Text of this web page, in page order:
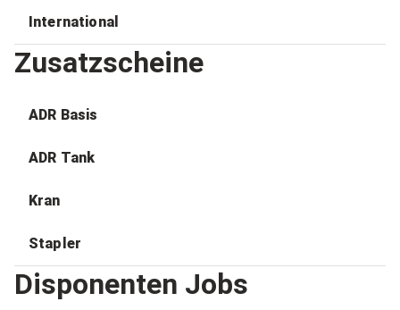
International
Zusatzscheine
ADR Basis
ADR Tank
Kran
Stapler
Disponenten Jobs